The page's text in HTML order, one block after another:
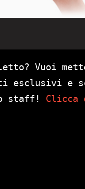
Vuoi
esclusivi e
staff! Clicca